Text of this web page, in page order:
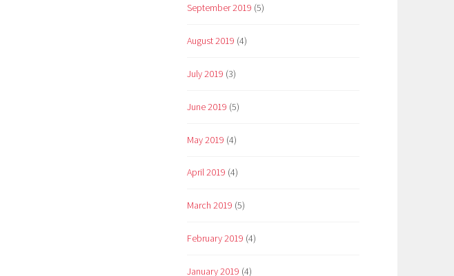
September 2019 (5)
August 2019 (4)
July 2019 (3)
June 2019 (5)
May 2019 (4)
April 2019 (4)
March 2019 (5)
February 2019 (4)
January 2019 (4)